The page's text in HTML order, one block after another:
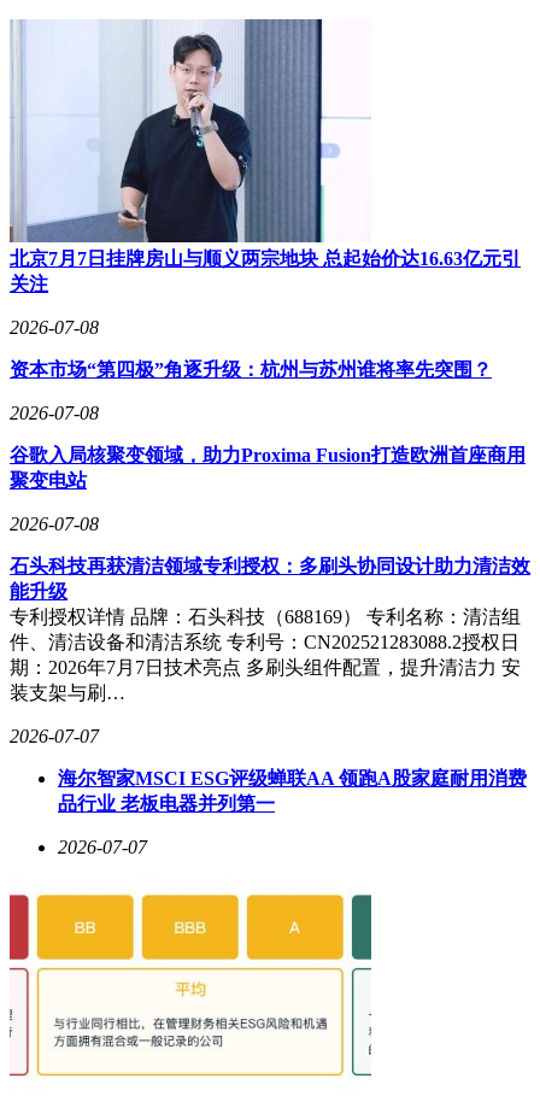
禾创投则指出，量子信息技术正迎来工程化落地的关键拐点，
量感智能在量子增敏测量技术上的机理创新，使其在高精度导
航定位、气体监测等场景具备显著竞争优势。
北京7月7日挂牌房山与顺义两宗地块 总起始价达16.63亿元引
关注
2026-07-08
资本市场“第四极”角逐升级：杭州与苏州谁将率先突围？
2026-07-08
谷歌入局核聚变领域，助力Proxima Fusion打造欧洲首座商用
聚变电站
2026-07-08
石头科技再获清洁领域专利授权：多刷头协同设计助力清洁效
能升级
专利授权详情 品牌：石头科技（688169） 专利名称：清洁组
件、清洁设备和清洁系统 专利号：CN202521283088.2授权日
期：2026年7月7日技术亮点 多刷头组件配置，提升清洁力 安
装支架与刷…
2026-07-07
海尔智家MSCI ESG评级蝉联AA 领跑A股家庭耐用消费
品行业 老板电器并列第一
2026-07-07